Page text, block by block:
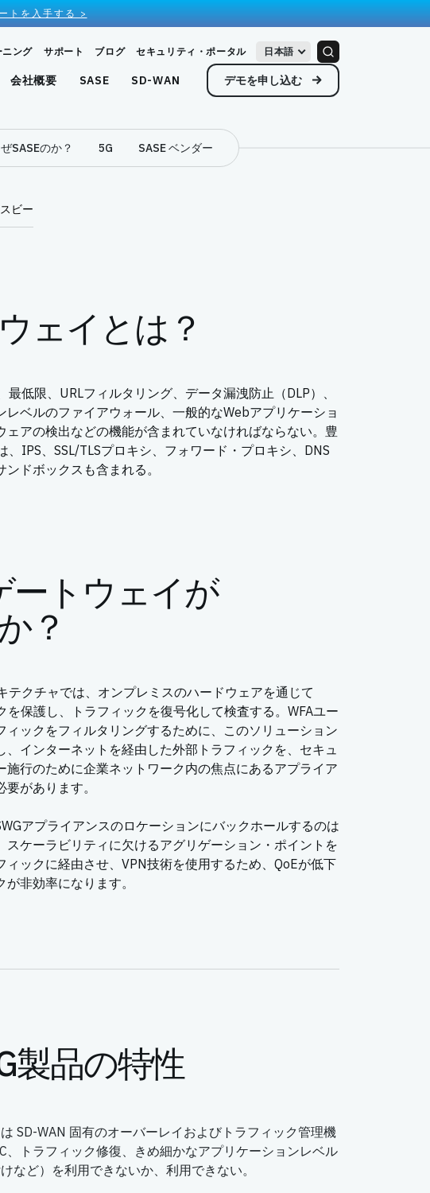
トを入手する >
ニング サポート ブログ セキュリティ・ポータル 日本語
会社概要 SASE SD-WAN デモを申し込む
SASEのか？ 5G SASE ベンダー
ビー
ェイとは？
最低限、URLフィルタリング、データ漏洩防止（DLP）、
レベルのファイアウォール、一般的なWebアプリケーショ
ェアの検出などの機能が含まれていなければならない。豊
、IPS、SSL/TLSプロキシ、フォワード・プロキシ、DNS
ドボックスも含まれる。
ートウェイが
？
テクチャでは、オンプレミスのハードウェアを通じて
を保護し、トラフィックを復号化して検査する。WFAユー
ィックをフィルタリングするために、このソリューション
、インターネットを経由した外部トラフィックを、セキュ
施行のために企業ネットワーク内の焦点にあるアプライア
があります。
アプライアンスのロケーションにバックホールするのは
スケーラビリティに欠けるアグリゲーション・ポイントを
ィックに経由させ、VPN技術を使用するため、QoEが低下
が非効率になります。
製品の特性
SD-WAN 固有のオーバーレイおよびトラフィック管理機
、トラフィック修復、きめ細かなアプリケーションレベル
など）を利用できないか、利用できない。